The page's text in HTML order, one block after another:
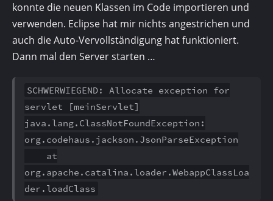
konnte die neuen Klassen im Code importieren und
verwenden. Eclipse hat mir nichts angestrichen und
auch die Auto-Vervoll­ständigung hat funktioniert.
Dann mal den Server starten …
SCHWERWIEGEND: Allocate exception for
servlet [meinServlet]
java.lang.ClassNotFoundException:
org.codehaus.jackson.JsonParseException
at
org.apache.catalina.loader.WebappClassLoa
der.loadClass